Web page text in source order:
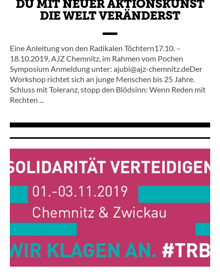
DU MIT NEUER AKTIONSKUNST
DIE WELT VERÄNDERST
Eine Anleitung von den Radikalen Töchtern17.10. –
18.10.2019, AJZ Chemnitz, im Rahmen vom Pochen
Symposium Anmeldung unter: ajubi@ajz-chemnitz.deDer
Workshop richtet sich an junge Menschen bis 25 Jahre.
Schluss mit Toleranz, stopp den Blödsinn: Wenn Reden mit
Rechten ...